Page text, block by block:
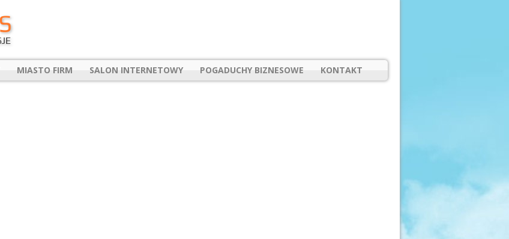
MIASTO FIRM SALON INTERNETOWY POGADUCHY BIZNESOWE KONTAKT